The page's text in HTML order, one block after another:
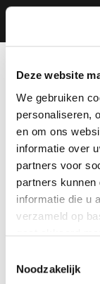
Deze website
We gebruiken
personaliseren,
en om ons
informatie over
partners voor
partners
informatie die u
verzameld op
Noodzakelijk